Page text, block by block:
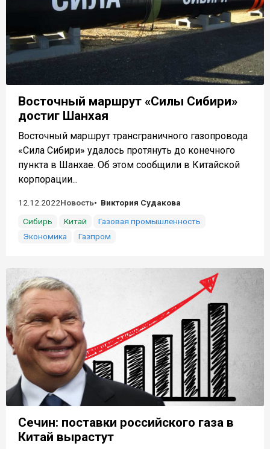
Восточный маршрут «Силы Сибири»
достиг Шанхая
Восточный маршрут трансграничного газопровода
«Сила Сибири» удалось протянуть до конечного
пункта в Шанхае. Об этом сообщили в Китайской
корпорации...
12.12.2022Новость
Виктория Судакова
Сибирь
Китай
Газовая промышленность
Экономика
Газпром
Сечин: поставки российского газа в
Китай вырастут